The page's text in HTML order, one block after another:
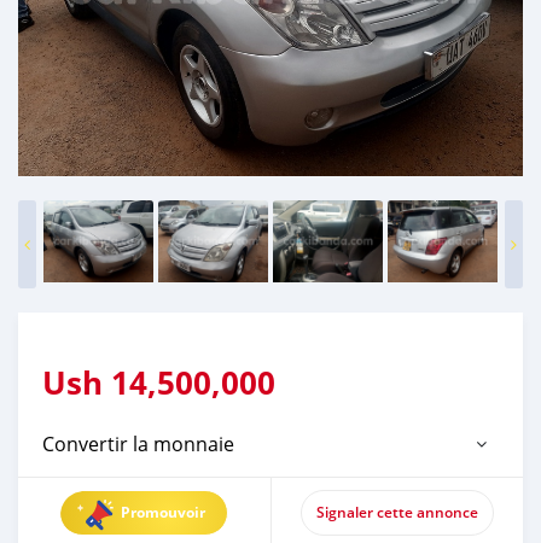
Ush 14,500,000
Convertir la monnaie
Promouvoir Signaler cette annonce